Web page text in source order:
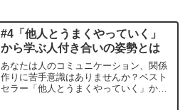
#4「他人とうまくやっていく」
から学ぶ人付き合いの姿勢とは
あなたは人のコミュニケーション、関係
作りに苦手意識はありませんか？ベスト
セラー「他人とうまくやっていく」から